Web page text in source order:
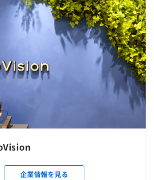
こない、コミュニケーションロスが起
ています。
ツールでのやりとりが多いです。
度」を導入しており、毎年期初に上司と
標（定量・定性の両面）を設定しま
応じて改善策を検討していくのが基本的
409,660円
月15時間残業した場合になります（平
月）。残業代を含まない場合の年収
別途残業代全額支給
載あり
企業情報を見る